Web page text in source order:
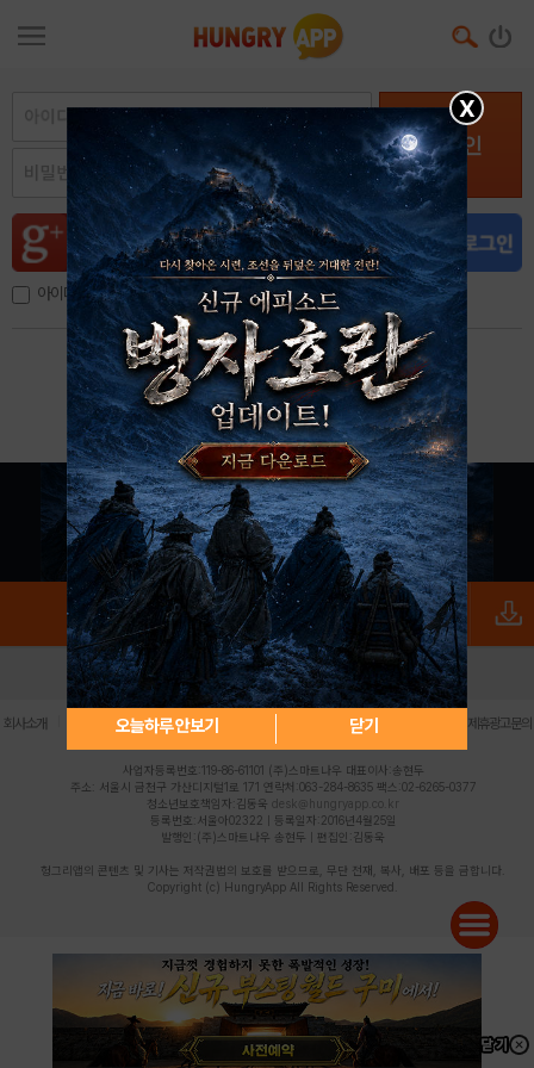
로그인
아이디, 이메일 저장
아이디 / 비밀번호 찾기 회원가입
X
오늘하루 안보기 닫기
로그인 PC버전 전체앱
회사소개 | 개인정보 처리방침 불법촬영물 신고센터 제휴광고문의
사업자등록번호:119-86-61101 (주)스마트나우 대표이사:송현두
주소: 서울시 금천구 가산디지털1로 171 연락처:063-284-8635 팩스:02-6265-0377
청소년보호책임자:김동욱 desk@hungryapp.co.kr
등록번호:서울아02322 | 등록일자:2016년4월25일
발행인:(주)스마트나우 송현두 | 편집인:김동욱
헝그리앱의 콘텐츠 및 기사는 저작권법의 보호를 받으므로, 무단 전재, 복사, 배포 등을 금합니다.
Copyright (c) HungryApp All Rights Reserved.